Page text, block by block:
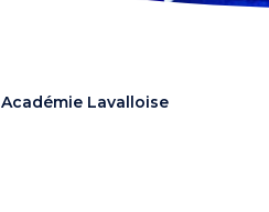
Académie Lavalloise